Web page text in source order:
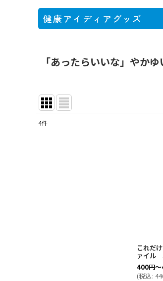
健康アイディアグッズ
「あったらいいな」やか
4件
これだ
ァイル
400円
(税込: